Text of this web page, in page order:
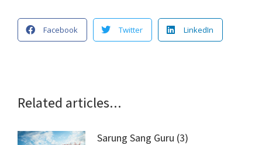
Facebook Twitter LinkedIn
Related articles...
Sarung Sang Guru (3)